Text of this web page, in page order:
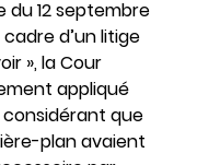
12 septembre
d’un litige
», la Cour
appliqué
que
plan avaient